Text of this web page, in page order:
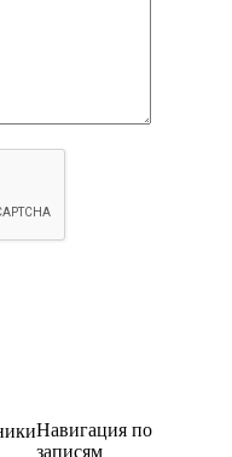
Навигация по
записям